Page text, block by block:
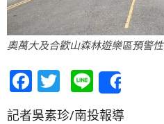
奧萬大及合歡山森林遊樂區預警
Facebook
Twitter
Line
記者吳素珍/南投報導